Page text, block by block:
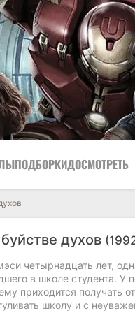
ПОДБОРКИДОСМОТРЕТЬ
духов
четырнадцать лет,
в школе студента. У
приходится получать
школу и с